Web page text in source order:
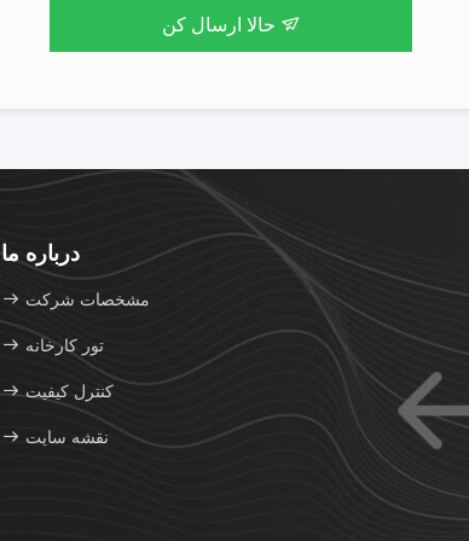
درباره ما
مشخصات شرکت
تور کارخانه
کنترل کیفیت
نقشه سایت